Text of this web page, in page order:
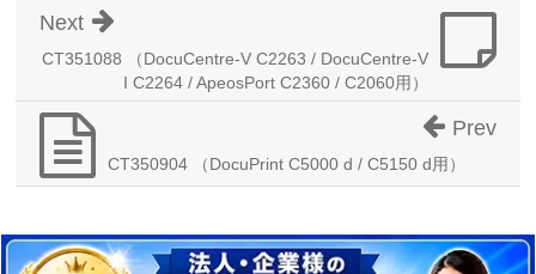
CT351088 （DocuCentre-V C2263 / DocuCentre-V
I C2264 / ApeosPort C2360 / C2060用）
Next
CT350904 （DocuPrint C5000 d / C5150 d用）
Prev